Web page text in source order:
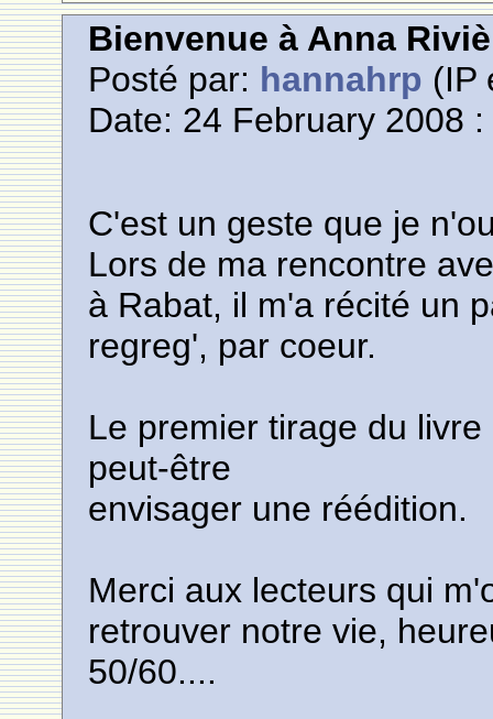
Bienvenue à Anna
Posté par: hannahrp (IP
Date: 24 February 2008
C'est un geste que je
Lors de ma rencontre
à Rabat, il m'a récité un
regreg', par coeur.
Le premier tirage du
peut-être
envisager une réédition.
Merci aux lecteurs qui
retrouver notre vie,
50/60....